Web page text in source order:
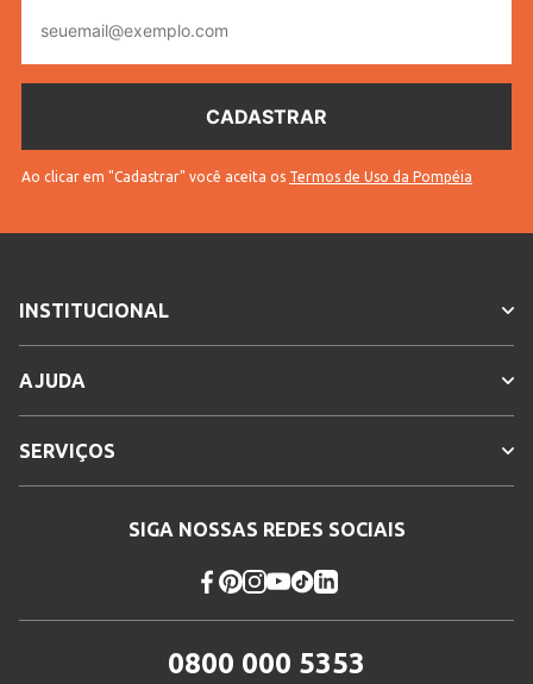
mail
Ao clicar em "Cadastrar" você aceita os Termos de Uso da Pompéia
INSTITUCIONAL
AJUDA
SERVIÇOS
SIGA NOSSAS REDES SOCIAIS
0800 000 5353